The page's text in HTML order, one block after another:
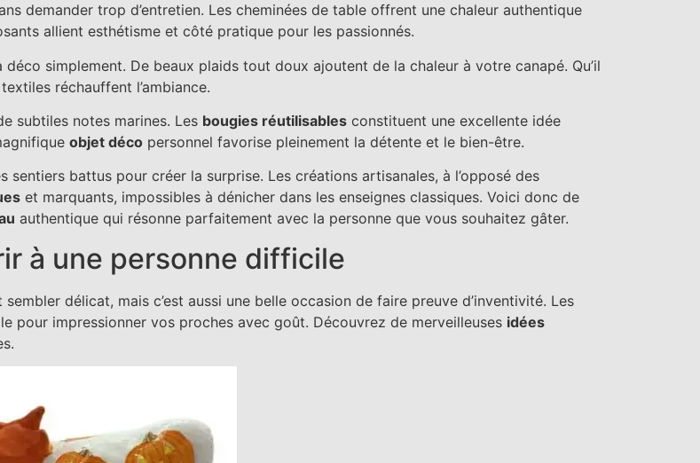
demander trop d’entretien. Les cheminées de table offrent une chaleur authentique
allient esthétisme et côté pratique pour les passionnés.
simplement. De beaux plaids tout doux ajoutent de la chaleur à votre canapé. Qu’il
réchauffent l’ambiance.
subtiles notes marines. Les bougies réutilisables constituent une excellente idée
objet déco personnel favorise pleinement la détente et le bien-être.
sentiers battus pour créer la surprise. Les créations artisanales, à l’opposé des
et marquants, impossibles à dénicher dans les enseignes classiques. Voici donc de
authentique qui résonne parfaitement avec la personne que vous souhaitez gâter.
à une personne difficile
délicat, mais c’est aussi une belle occasion de faire preuve d’inventivité. Les
pour impressionner vos proches avec goût. Découvrez de merveilleuses idées